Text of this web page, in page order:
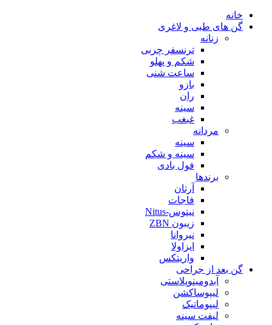
خانه
گن های طبی و لاغری
زنانه
ترنسفر چربی
شکم و پهلو
ساعت شنی
بازو
ران
سینه
غبغب
مردانه
سینه
سینه و شکم
فول بادی
برندها
آرتان
فاجات
نیتوس-Nitus
زیبون ZBN
نیروانا
ایزاولا
واریتکس
گن بعد از جراحی
آبدومینوپلاستی
لیپوساکشن
لیپوماتیک
لیفت سینه